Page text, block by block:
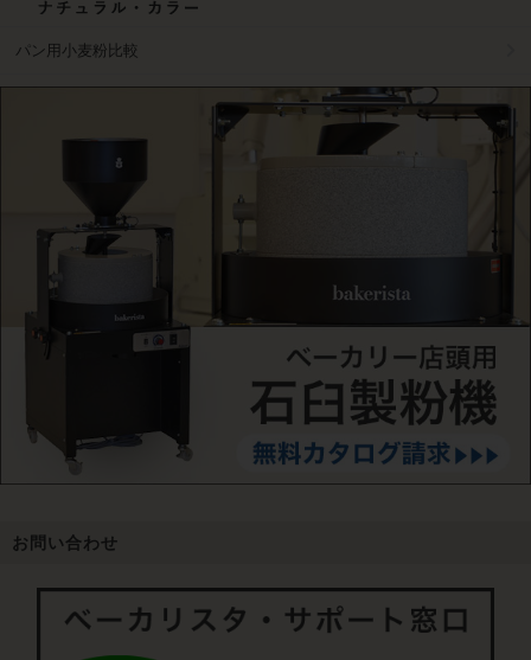
パン用小麦粉比較
お問い合わせ